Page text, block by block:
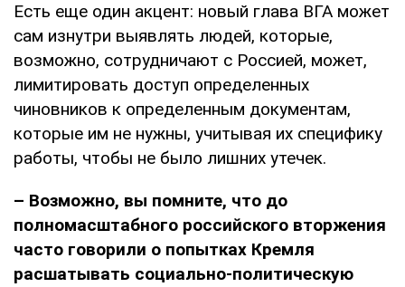
Есть еще один акцент: новый глава ВГА может
сам изнутри выявлять людей, которые,
возможно, сотрудничают с Россией, может,
лимитировать доступ определенных
чиновников к определенным документам,
которые им не нужны, учитывая их специфику
работы, чтобы не было лишних утечек.
– Возможно, вы помните, что до
полномасштабного российского вторжения
часто говорили о попытках Кремля
расшатывать социально-политическую